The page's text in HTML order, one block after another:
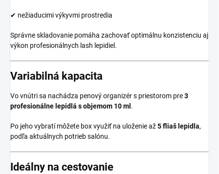
✔ nežiaducimi výkyvmi prostredia
Správne skladovanie pomáha zachovať optimálnu konzistenciu aj
výkon profesionálnych lash lepidiel.
Variabilná kapacita
Vo vnútri sa nachádza penový organizér s priestorom pre3
profesionálne lepidlá s objemom 10 ml .
Po jeho vybratí môžete box využiť na uloženie až5 fliaš lepidla,
podľa aktuálnych potrieb salónu.
Ideálny na cestovanie